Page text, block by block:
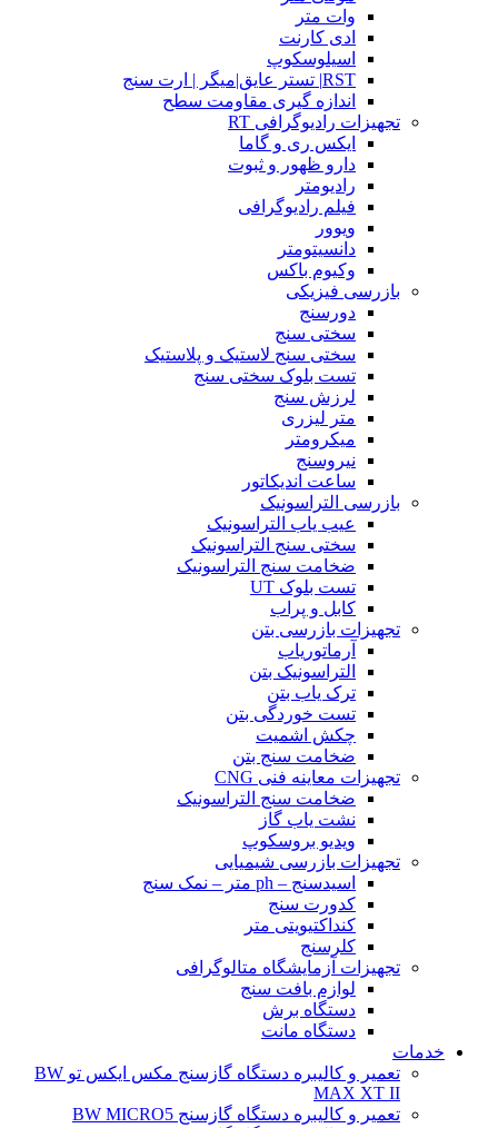
وات متر
ادی کارنت
اسیلوسکوپ
RST| تستر عایق|میگر | ارت سنج
اندازه گیری مقاومت سطح
تجهیزات رادیوگرافی RT
ایکس ری و گاما
دارو ظهور و ثبوت
رادیومتر
فیلم رادیوگرافی
ویوور
دانسیتومتر
وکیوم باکس
بازرسی فیزیکی
دورسنج
سختی سنج
سختی سنج لاستیک و پلاستیک
تست بلوک سختی سنج
لرزش سنج
متر لیزری
میکرومتر
نیروسنج
ساعت اندیکاتور
بازرسی التراسونیک
عیب یاب التراسونیک
سختی سنج التراسونیک
ضخامت سنج التراسونیک
تست بلوک UT
کابل و پراب
تجهیزات بازرسی بتن
آرماتوریاب
التراسونیک بتن
ترک یاب بتن
تست خوردگی بتن
چکش اشمیت
ضخامت سنج بتن
تجهیزات معاینه فنی CNG
ضخامت سنج التراسونیک
نشت یاب گاز
ویدیو بروسکوپ
تجهیزات بازرسی شیمیایی
اسیدسنج – ph متر – نمک سنج
کدورت سنج
کنداکتیویتی متر
کلرسنج
تجهیزات آزمایشگاه متالوگرافی
لوازم بافت سنج
دستگاه برش
دستگاه مانت
خدمات
تعمیر و کالیبره دستگاه گازسنج مکس ایکس تو BW
MAX XT II
تعمیر و کالیبره دستگاه گازسنج BW MICRO5